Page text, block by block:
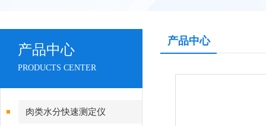
产品中心
PRODUCTS CENTER
肉类水分快速测定仪
产品中心